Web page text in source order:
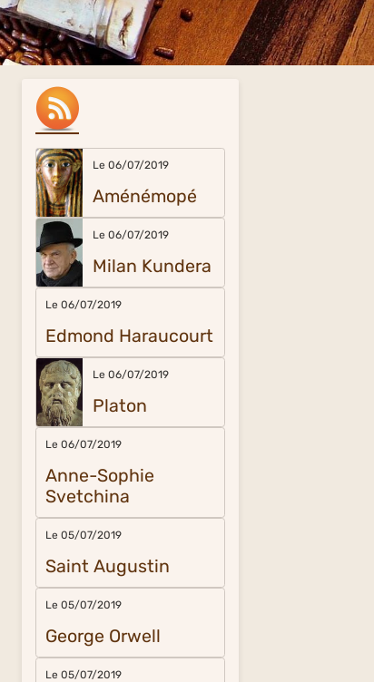
Le 06/07/2019
Aménémopé
Le 06/07/2019
Milan Kundera
Le 06/07/2019
Edmond Haraucourt
Le 06/07/2019
Platon
Le 06/07/2019
Anne-Sophie
Svetchina
Le 05/07/2019
Saint Augustin
Le 05/07/2019
George Orwell
Le 05/07/2019